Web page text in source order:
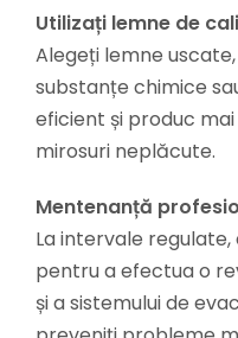
Utilizați lemne de
Alegeți lemne
substanțe chimice
eficient și produc
mirosuri neplăcute.
Mentenanță
La intervale
pentru a efectua o
și a sistemului de